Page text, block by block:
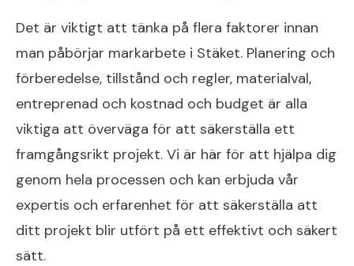
Det är viktigt att tänka på flera faktorer innan
man påbörjar markarbete i Stäket. Planering och
förberedelse, tillstånd och regler, materialval,
entreprenad och kostnad och budget är alla
viktiga att överväga för att säkerställa ett
framgångsrikt projekt. Vi är här för att hjälpa dig
genom hela processen och kan erbjuda vår
expertis och erfarenhet för att säkerställa att
ditt projekt blir utfört på ett effektivt och säkert
sätt.